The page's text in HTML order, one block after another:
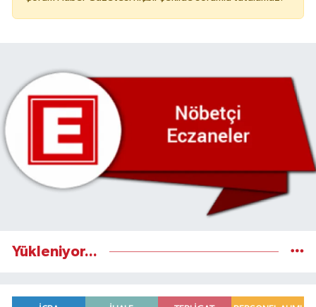
Yükleniyor...